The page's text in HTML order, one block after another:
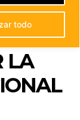
todo
LA